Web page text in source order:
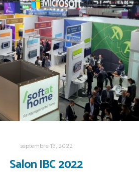
septembre 15, 2022
Salon IBC 2022